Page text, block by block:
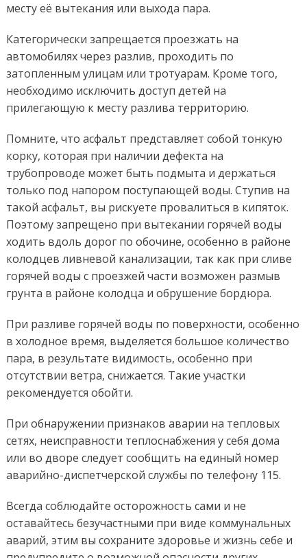
месту её вытекания или выхода пара.
Категорически запрещается проезжать на
автомобилях через разлив, проходить по
затопленным улицам или тротуарам. Кроме того,
необходимо исключить доступ детей на
прилегающую к месту разлива территорию.
Помните, что асфальт представляет собой тонкую
корку, которая при наличии дефекта на
трубопроводе может быть подмыта и держаться
только под напором поступающей воды. Ступив на
такой асфальт, вы рискуете провалиться в кипяток.
Поэтому запрещено при вытекании горячей воды
ходить вдоль дорог по обочине, особенно в районе
колодцев ливневой канализации, так как при сливе
горячей воды с проезжей части возможен размыв
грунта в районе колодца и обрушение бордюра.
При разливе горячей воды по поверхности, особенно
в холодное время, выделяется большое количество
пара, в результате видимость, особенно при
отсутствии ветра, снижается. Такие участки
рекомендуется обойти.
При обнаружении признаков аварии на тепловых
сетях, неисправности теплоснабжения у себя дома
или во дворе следует сообщить на единый номер
аварийно-диспетчерской службы по телефону 115.
Всегда соблюдайте осторожность сами и не
оставайтесь безучастными при виде коммунальных
аварий, этим вы сохраните здоровье и жизнь себе и